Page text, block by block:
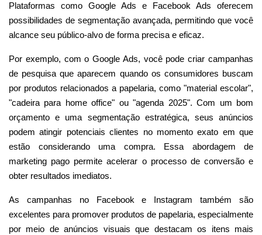
Plataformas como Google Ads e Facebook Ads oferecem
possibilidades de segmentação avançada, permitindo que você
alcance seu público-alvo de forma precisa e eficaz.
Por exemplo, com o Google Ads, você pode criar campanhas
de pesquisa que aparecem quando os consumidores buscam
por produtos relacionados a papelaria, como "material escolar",
"cadeira para home office" ou "agenda 2025". Com um bom
orçamento e uma segmentação estratégica, seus anúncios
podem atingir potenciais clientes no momento exato em que
estão considerando uma compra. Essa abordagem de
marketing pago permite acelerar o processo de conversão e
obter resultados imediatos.
As campanhas no Facebook e Instagram também são
excelentes para promover produtos de papelaria, especialmente
por meio de anúncios visuais que destacam os itens mais